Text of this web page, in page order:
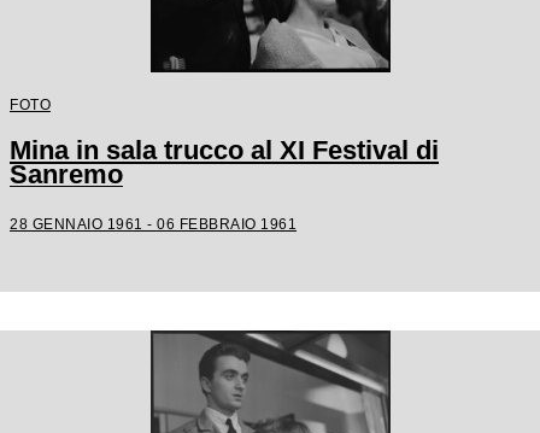
FOTO
Mina in sala trucco al XI Festival di
Sanremo
28 GENNAIO 1961 - 06 FEBBRAIO 1961